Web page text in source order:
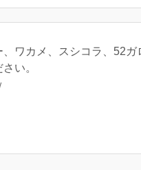
ワカメ、スシコラ、52ガ
い。